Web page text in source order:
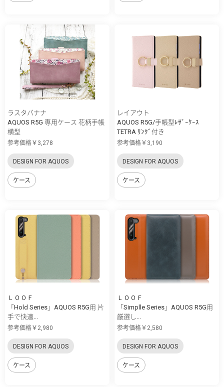
ラスタバナナ
AQUOS R5G 専用ケース 花柄手帳
横型
参考価格￥3,278
DESIGN FOR AQUOS
ケース
レイアウト
AQUOS R5G/手帳型ﾚｻﾞｰｹｰｽ
TETRA ﾘﾝｸﾞ付き
参考価格￥3,190
DESIGN FOR AQUOS
ケース
ＬＯＯＦ
「Hold Series」AQUOS R5G用 片
手で快適...
参考価格￥2,980
DESIGN FOR AQUOS
ケース
ＬＯＯＦ
「Simplle Series」AQUOS R5G用
厳選し...
参考価格￥2,580
DESIGN FOR AQUOS
ケース